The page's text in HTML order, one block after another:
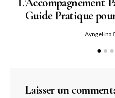
Guide Pratique
Ayngelina
Laisser un